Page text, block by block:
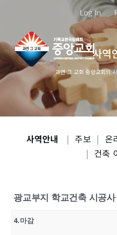
로
건
너
뛰
Log In
사역
과연 그 교회 중앙교회의
사역안내 | 주보 | 온
| 건축
광교부지 학교건축 시공
4.마감